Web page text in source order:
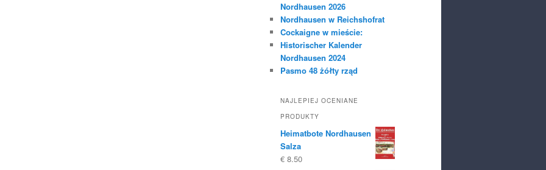
Nordhausen 2026
Nordhausen w Reichshofrat
Cockaigne w mieście:
Historischer Kalender
Nordhausen 2024
Pasmo 48 żółty rząd
NAJLEPIEJ OCENIANE
PRODUKTY
Heimatbote Nordhausen
Salza
€ 8.50